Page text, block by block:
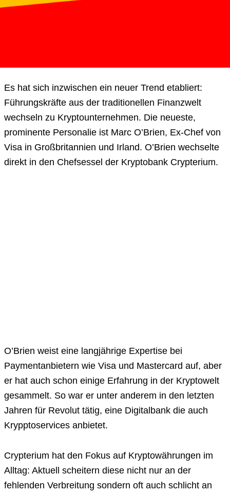
Es hat sich inzwischen ein neuer Trend etabliert:
Führungskräfte aus der traditionellen Finanzwelt
wechseln zu Kryptounternehmen. Die neueste,
prominente Personalie ist Marc O’Brien, Ex-Chef von
Visa in Großbritannien und Irland. O’Brien wechselte
direkt in den Chefsessel der Kryptobank Crypterium.
O’Brien weist eine langjährige Expertise bei
Paymentanbietern wie Visa und Mastercard auf, aber
er hat auch schon einige Erfahrung in der Kryptowelt
gesammelt. So war er unter anderem in den letzten
Jahren für Revolut tätig, eine Digitalbank die auch
Krypptoservices anbietet.
Crypterium hat den Fokus auf Kryptowährungen im
Alltag: Aktuell scheitern diese nicht nur an der
fehlenden Verbreitung sondern oft auch schlicht an